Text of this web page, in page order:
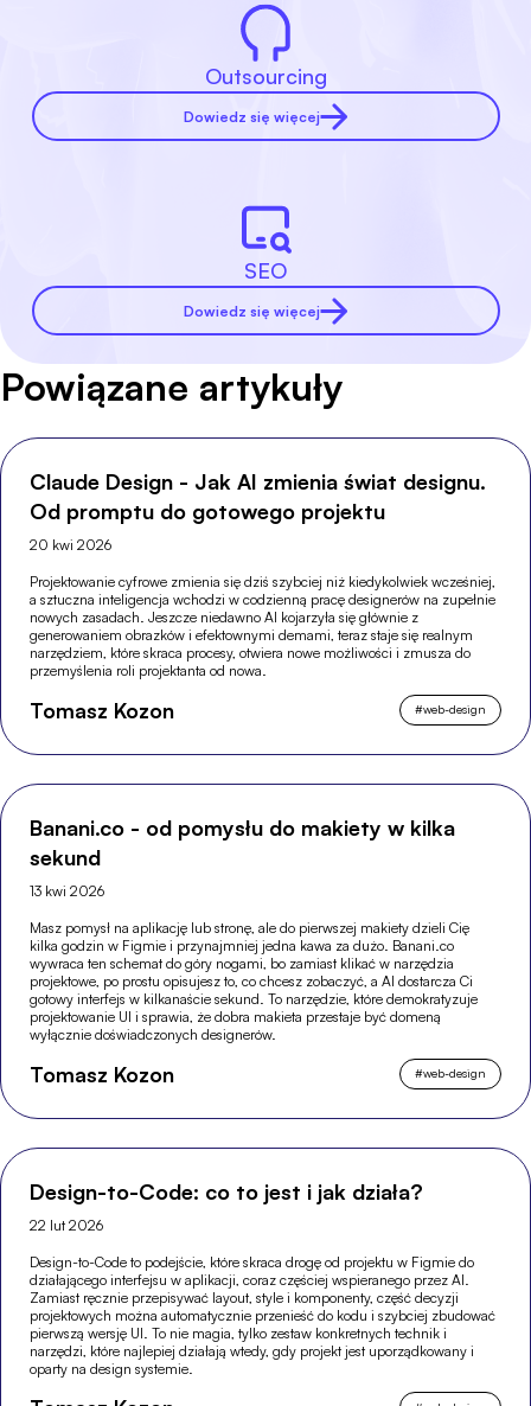
Outsourcing
Dowiedz się więcej
SEO
Dowiedz się więcej
Powiązane artykuły
Claude Design - Jak AI zmienia świat designu.
Od promptu do gotowego projektu
20 kwi 2026
Projektowanie cyfrowe zmienia się dziś szybciej niż kiedykolwiek wcześniej,
a sztuczna inteligencja wchodzi w codzienną pracę designerów na zupełnie
nowych zasadach. Jeszcze niedawno AI kojarzyła się głównie z
generowaniem obrazków i efektownymi demami, teraz staje się realnym
narzędziem, które skraca procesy, otwiera nowe możliwości i zmusza do
przemyślenia roli projektanta od nowa.
Tomasz Kozon #web-design
Banani.co - od pomysłu do makiety w kilka
sekund
13 kwi 2026
Masz pomysł na aplikację lub stronę, ale do pierwszej makiety dzieli Cię
kilka godzin w Figmie i przynajmniej jedna kawa za dużo. Banani.co
wywraca ten schemat do góry nogami, bo zamiast klikać w narzędzia
projektowe, po prostu opisujesz to, co chcesz zobaczyć, a AI dostarcza Ci
gotowy interfejs w kilkanaście sekund. To narzędzie, które demokratyzuje
projektowanie UI i sprawia, że dobra makieta przestaje być domeną
wyłącznie doświadczonych designerów.
Tomasz Kozon #web-design
Design-to-Code: co to jest i jak działa?
22 lut 2026
Design-to-Code to podejście, które skraca drogę od projektu w Figmie do
działającego interfejsu w aplikacji, coraz częściej wspieranego przez AI.
Zamiast ręcznie przepisywać layout, style i komponenty, część decyzji
projektowych można automatycznie przenieść do kodu i szybciej zbudować
pierwszą wersję UI. To nie magia, tylko zestaw konkretnych technik i
narzędzi, które najlepiej działają wtedy, gdy projekt jest uporządkowany i
oparty na design systemie.